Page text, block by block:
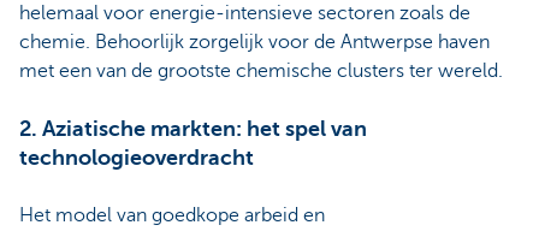
helemaal voor energie-intensieve sectoren zoals de
chemie. Behoorlijk zorgelijk voor de Antwerpse haven
met een van de grootste chemische clusters ter wereld.
2. Aziatische markten: het spel van
technologieoverdracht
Het model van goedkope arbeid en